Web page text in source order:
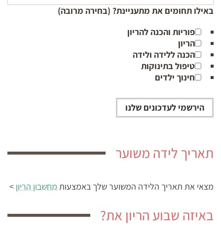
באילו תחומים את מתעניינת? (בחירה מרובה)
פוריות והכנה להריון
הריון
הכנה ללידה ולידה
טיפול בתינוקות
חינוך ילדים
תאריך לידה משוער
מצאי את תאריך הלידה המשוערשלך באמצעות מחשבון הריון >
באיזה שבוע הריון את?